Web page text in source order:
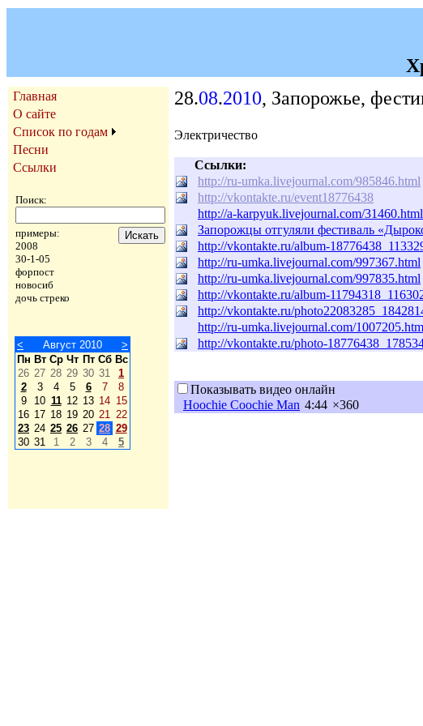
Главная
О сайте
Список по годам
Песни
Ссылки
Поиск:
примеры:
2008
30-1-05
форпост
новосиб
дочь стреко
< Август 2010
>
Пн Вт Ср Чт Пт Сб Вс
26 27 28 29 30 31
1
2
3 4 5 6 7
8
9
10 11 12 13 14 15
16 17 18 19 20 21 22
23 24 25 26 27 28 29
30 31 1 2 3 4 5
28.08.2010, Запорожье,
Электричество
Ссылки:
http://ru-umka.livejournal.com/985846.html
http://vkontakte.ru/event18776438
http://a-karpyuk.livejournal.com/31460.html
Запорожцы отгуляли фестиваль
http://vkontakte.ru/album-
http://ru-umka.livejournal.com/997367.html
http://ru-umka.livejournal.com/997835.html
http://vkontakte.ru/album-
http://vkontakte.ru/
http://ru-umka.livejournal.com/
http://vkontakte.ru/photo-
Показывать видео онлайн
Hoochie Coochie Man 4:44 ×360